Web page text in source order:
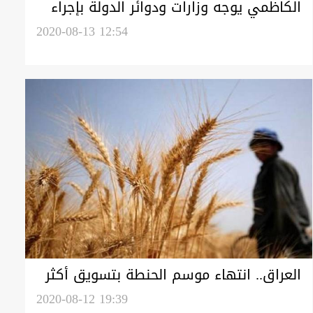
الكاظمي يوجه وزارات ودوائر الدولة بإجراء
الانتخابات المبكرة في موعدها2020-08-13 12:54
العراق.. انتهاء موسم الحنطة بتسويق أكثر
2020-08-12 19:39